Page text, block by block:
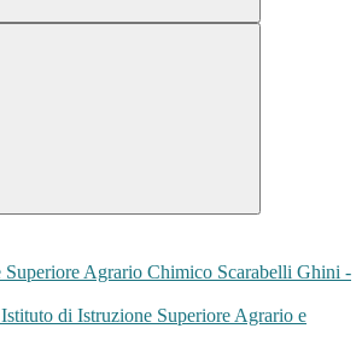
Istituto di Istruzione Superiore Agrario e